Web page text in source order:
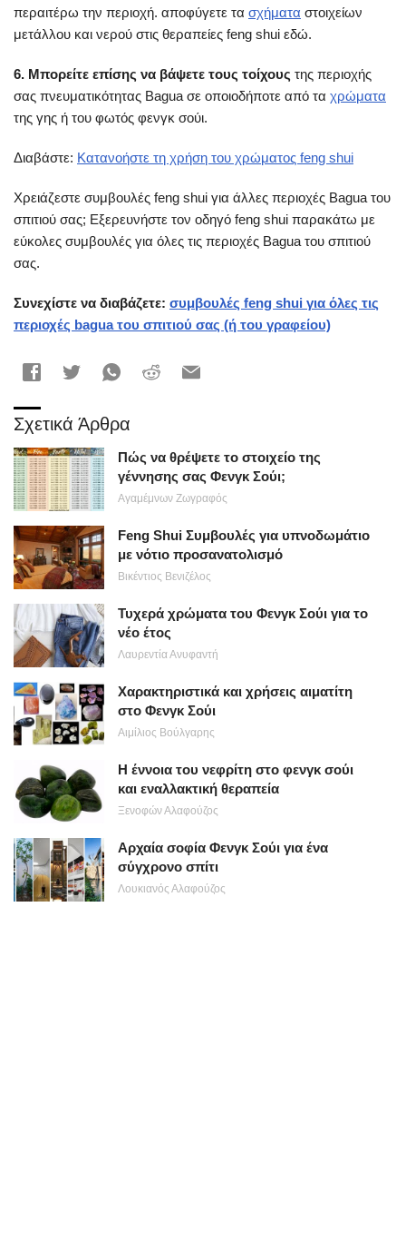
περαιτέρω την περιοχή. αποφύγετε τα σχήματα στοιχείων
μετάλλου και νερού στις θεραπείες feng shui εδώ.
6. Μπορείτε επίσης να βάψετε τους τοίχους της περιοχής
σας πνευματικότητας Bagua σε οποιοδήποτε από τα χρώματα
της γης ή του φωτός φενγκ σούι.
Διαβάστε: Κατανοήστε τη χρήση του χρώματος feng shui
Χρειάζεστε συμβουλές feng shui για άλλες περιοχές Bagua του
σπιτιού σας; Εξερευνήστε τον οδηγό feng shui παρακάτω με
εύκολες συμβουλές για όλες τις περιοχές Bagua του σπιτιού
σας.
Συνεχίστε να διαβάζετε: συμβουλές feng shui για όλες τις
περιοχές bagua του σπιτιού σας (ή του γραφείου)
Σχετικά Άρθρα
Πώς να θρέψετε το στοιχείο της
γέννησης σας Φενγκ Σούι;
Αγαμέμνων Ζωγραφός
Feng Shui Συμβουλές για υπνοδωμάτιο
με νότιο προσανατολισμό
Βικέντιος Βενιζέλος
Τυχερά χρώματα του Φενγκ Σούι για το
νέο έτος
Λαυρεντία Ανυφαντή
Χαρακτηριστικά και χρήσεις αιματίτη
στο Φενγκ Σούι
Αιμίλιος Βούλγαρης
Η έννοια του νεφρίτη στο φενγκ σούι
και εναλλακτική θεραπεία
Ξενοφών Αλαφούζος
Αρχαία σοφία Φενγκ Σούι για ένα
σύγχρονο σπίτι
Λουκιανός Αλαφούζος